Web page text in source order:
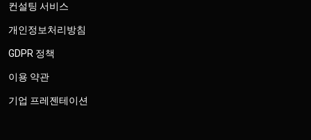
컨설팅 서비스
개인정보처리방침
GDPR 정책
이용 약관
기업 프레젠테이션